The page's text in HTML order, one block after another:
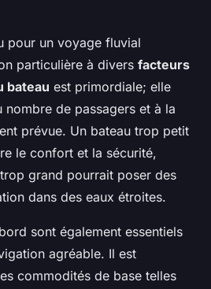
pour un voyage fluvial
particulière à divers facteurs
bateau est primordiale; elle
de passagers et à la
prévue. Un bateau trop petit
le confort et la sécurité,
grand pourrait poser des
dans des eaux étroites.
sont également essentiels
agréable. Il est
commodités de base telles